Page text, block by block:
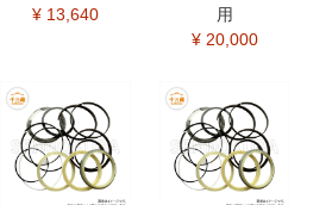
¥ 13,640
用
¥ 20,000